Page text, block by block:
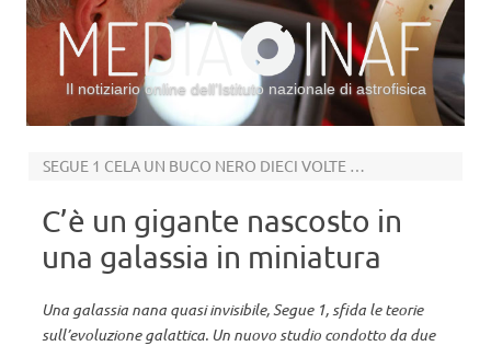
Il notiziario online dell’Istituto nazionale di astrofisica
SEGUE 1 CELA UN BUCO NERO DIECI VOLTE PIÙ MASSICCIO DI TUTTE LE SUE STELLE
C’è un gigante nascosto in
una galassia in miniatura
Una galassia nana quasi invisibile, Segue 1, sfida le teorie
sull’evoluzione galattica. Un nuovo studio condotto da due